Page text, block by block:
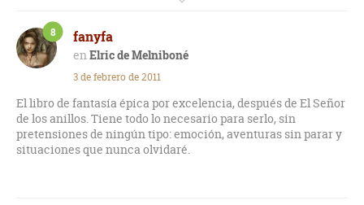
sufre una enfermedad que le hace depender de sus
"medicinas", esto lo hace diferente al típico héroe de otras
historias.
No sé si es sólo apreciación mía, pero me recuerda mucho al
manga de guerrero con espada (samuráis, ....).
fanyfa
Elric de Melniboné
8
3 de febrero de 2011
El libro de fantasía épica por excelencia, después de El Señor
de los anillos. Tiene todo lo necesario para serlo, sin
pretensiones de ningún tipo: emoción, aventuras sin parar y
situaciones que nunca olvidaré.